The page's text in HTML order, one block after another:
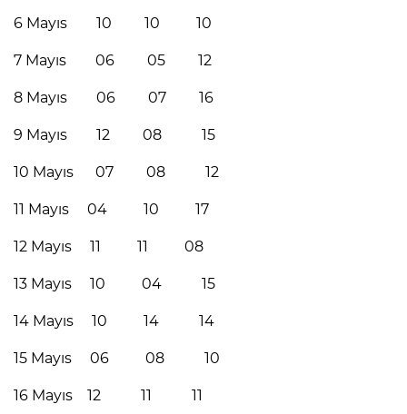
6 Mayıs 10 10 10
7 Mayıs 06 05 12
8 Mayıs 06 07 16
9 Mayıs 12 08 15
10 Mayıs 07 08 12
11 Mayıs 04 10 17
12 Mayıs 11 11 08
13 Mayıs 10 04 15
14 Mayıs 10 14 14
15 Mayıs 06 08 10
16 Mayıs 12 11 11